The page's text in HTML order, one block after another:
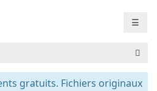
☰
gratuits. Fichiers originaux